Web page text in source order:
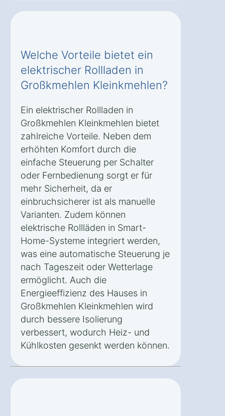
Welche Vorteile bietet ein
elektrischer Rollladen in
Großkmehlen Kleinkmehlen?
Ein elektrischer Rollladen in
Großkmehlen Kleinkmehlen bietet
zahlreiche Vorteile. Neben dem
erhöhten Komfort durch die
einfache Steuerung per Schalter
oder Fernbedienung sorgt er für
mehr Sicherheit, da er
einbruchsicherer ist als manuelle
Varianten. Zudem können
elektrische Rollläden in Smart-
Home-Systeme integriert werden,
was eine automatische Steuerung je
nach Tageszeit oder Wetterlage
ermöglicht. Auch die
Energieeffizienz des Hauses in
Großkmehlen Kleinkmehlen wird
durch bessere Isolierung
verbessert, wodurch Heiz- und
Kühlkosten gesenkt werden können.